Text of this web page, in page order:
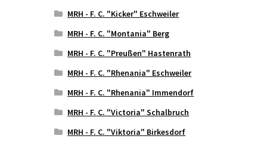
MRH - F. C. "Kicker" Eschweiler
MRH - F. C. "Montania" Berg
MRH - F. C. "Preußen" Hastenrath
MRH - F. C. "Rhenania" Eschweiler
MRH - F. C. "Rhenania" Immendorf
MRH - F. C. "Victoria" Schalbruch
MRH - F. C. "Viktoria" Birkesdorf